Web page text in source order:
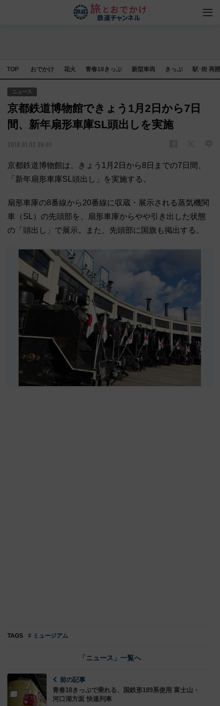
TOP おでかけ 花火 青春18きっぷ 新型車両 きっぷ 駅･街 再
ニュース
京都鉄道博物館できょう1月2日から7日
間、新年扇形車庫SL頭出しを実施
2018.01.02 06:01
京都鉄道博物館は、きょう1月2日から8日までの7日間、
「新年扇形車庫SL頭出し」を実施する。
扇形車庫の8番線から20番線に収蔵・展示される蒸気機関
車（SL）の先頭部を、扇形車庫からやや引き出した状態
の「頭出し」で展示。また、先頭部に国旗も掲出する。
TAGS # ミュージアム
「ニュース」一覧へ
前の記事
青春18きっぷで乗れる、国鉄形189系使用 富士山・
河口湖方面 快速列車